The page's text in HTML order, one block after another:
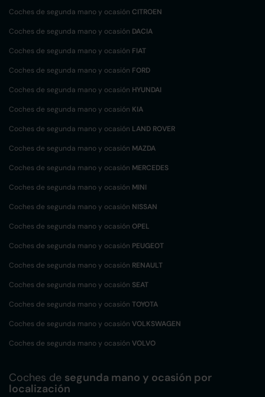
Coches de segunda mano y ocasión CITROEN
Coches de segunda mano y ocasión DACIA
Coches de segunda mano y ocasión FIAT
Coches de segunda mano y ocasión FORD
Coches de segunda mano y ocasión HYUNDAI
Coches de segunda mano y ocasión KIA
Coches de segunda mano y ocasión LAND ROVER
Coches de segunda mano y ocasión MAZDA
Coches de segunda mano y ocasión MERCEDES
Coches de segunda mano y ocasión MINI
Coches de segunda mano y ocasión NISSAN
Coches de segunda mano y ocasión OPEL
Coches de segunda mano y ocasión PEUGEOT
Coches de segunda mano y ocasión RENAULT
Coches de segunda mano y ocasión SEAT
Coches de segunda mano y ocasión TOYOTA
Coches de segunda mano y ocasión VOLKSWAGEN
Coches de segunda mano y ocasión VOLVO
Coches de segunda mano y ocasión por
localización